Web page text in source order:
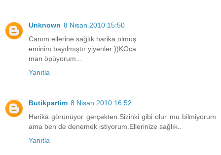
Unknown 8 Nisan 2010 15:50
Canım ellerine sağlık harika olmuş
eminim bayılmıştır yiyenler:))KOca
man öpüyorum...
Yanıtla
Butikpartim 8 Nisan 2010 16:52
Harika görünüyor gerçekten.Sizinki gibi olur mu bilmiyorum
ama ben de denemek istiyorum.Ellerinize sağlık..
Yanıtla